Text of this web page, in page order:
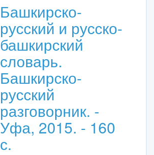
Башкирско-
русский и русско-
башкирский
словарь.
Башкирско-
русский
разговорник. -
Уфа, 2015. - 160
с.